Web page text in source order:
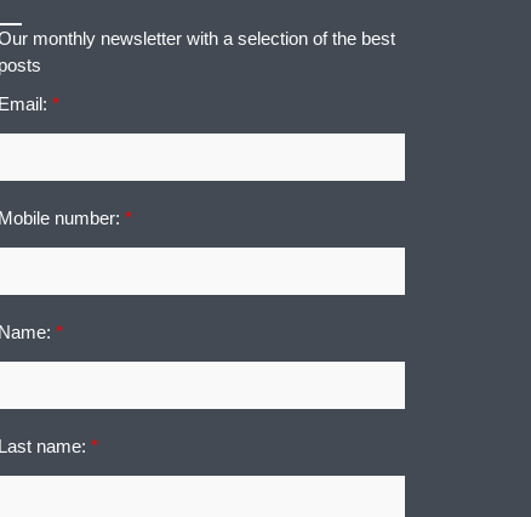
monthly newsletter with a selection of the best
posts
Email: *
Mobile number: *
Name: *
Last name: *